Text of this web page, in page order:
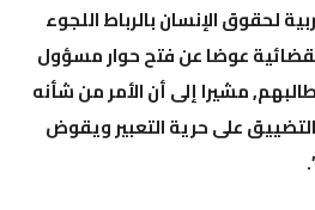
لحقوق الإنسان بالرباط اللجوء
عوضا عن فتح حوار مسؤول
مشيرا إلى أن الأمر من شأنه
على حرية التعبير ويقوض